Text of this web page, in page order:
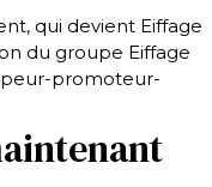
qui devient Eiffage
du groupe Eiffage
promoteur-